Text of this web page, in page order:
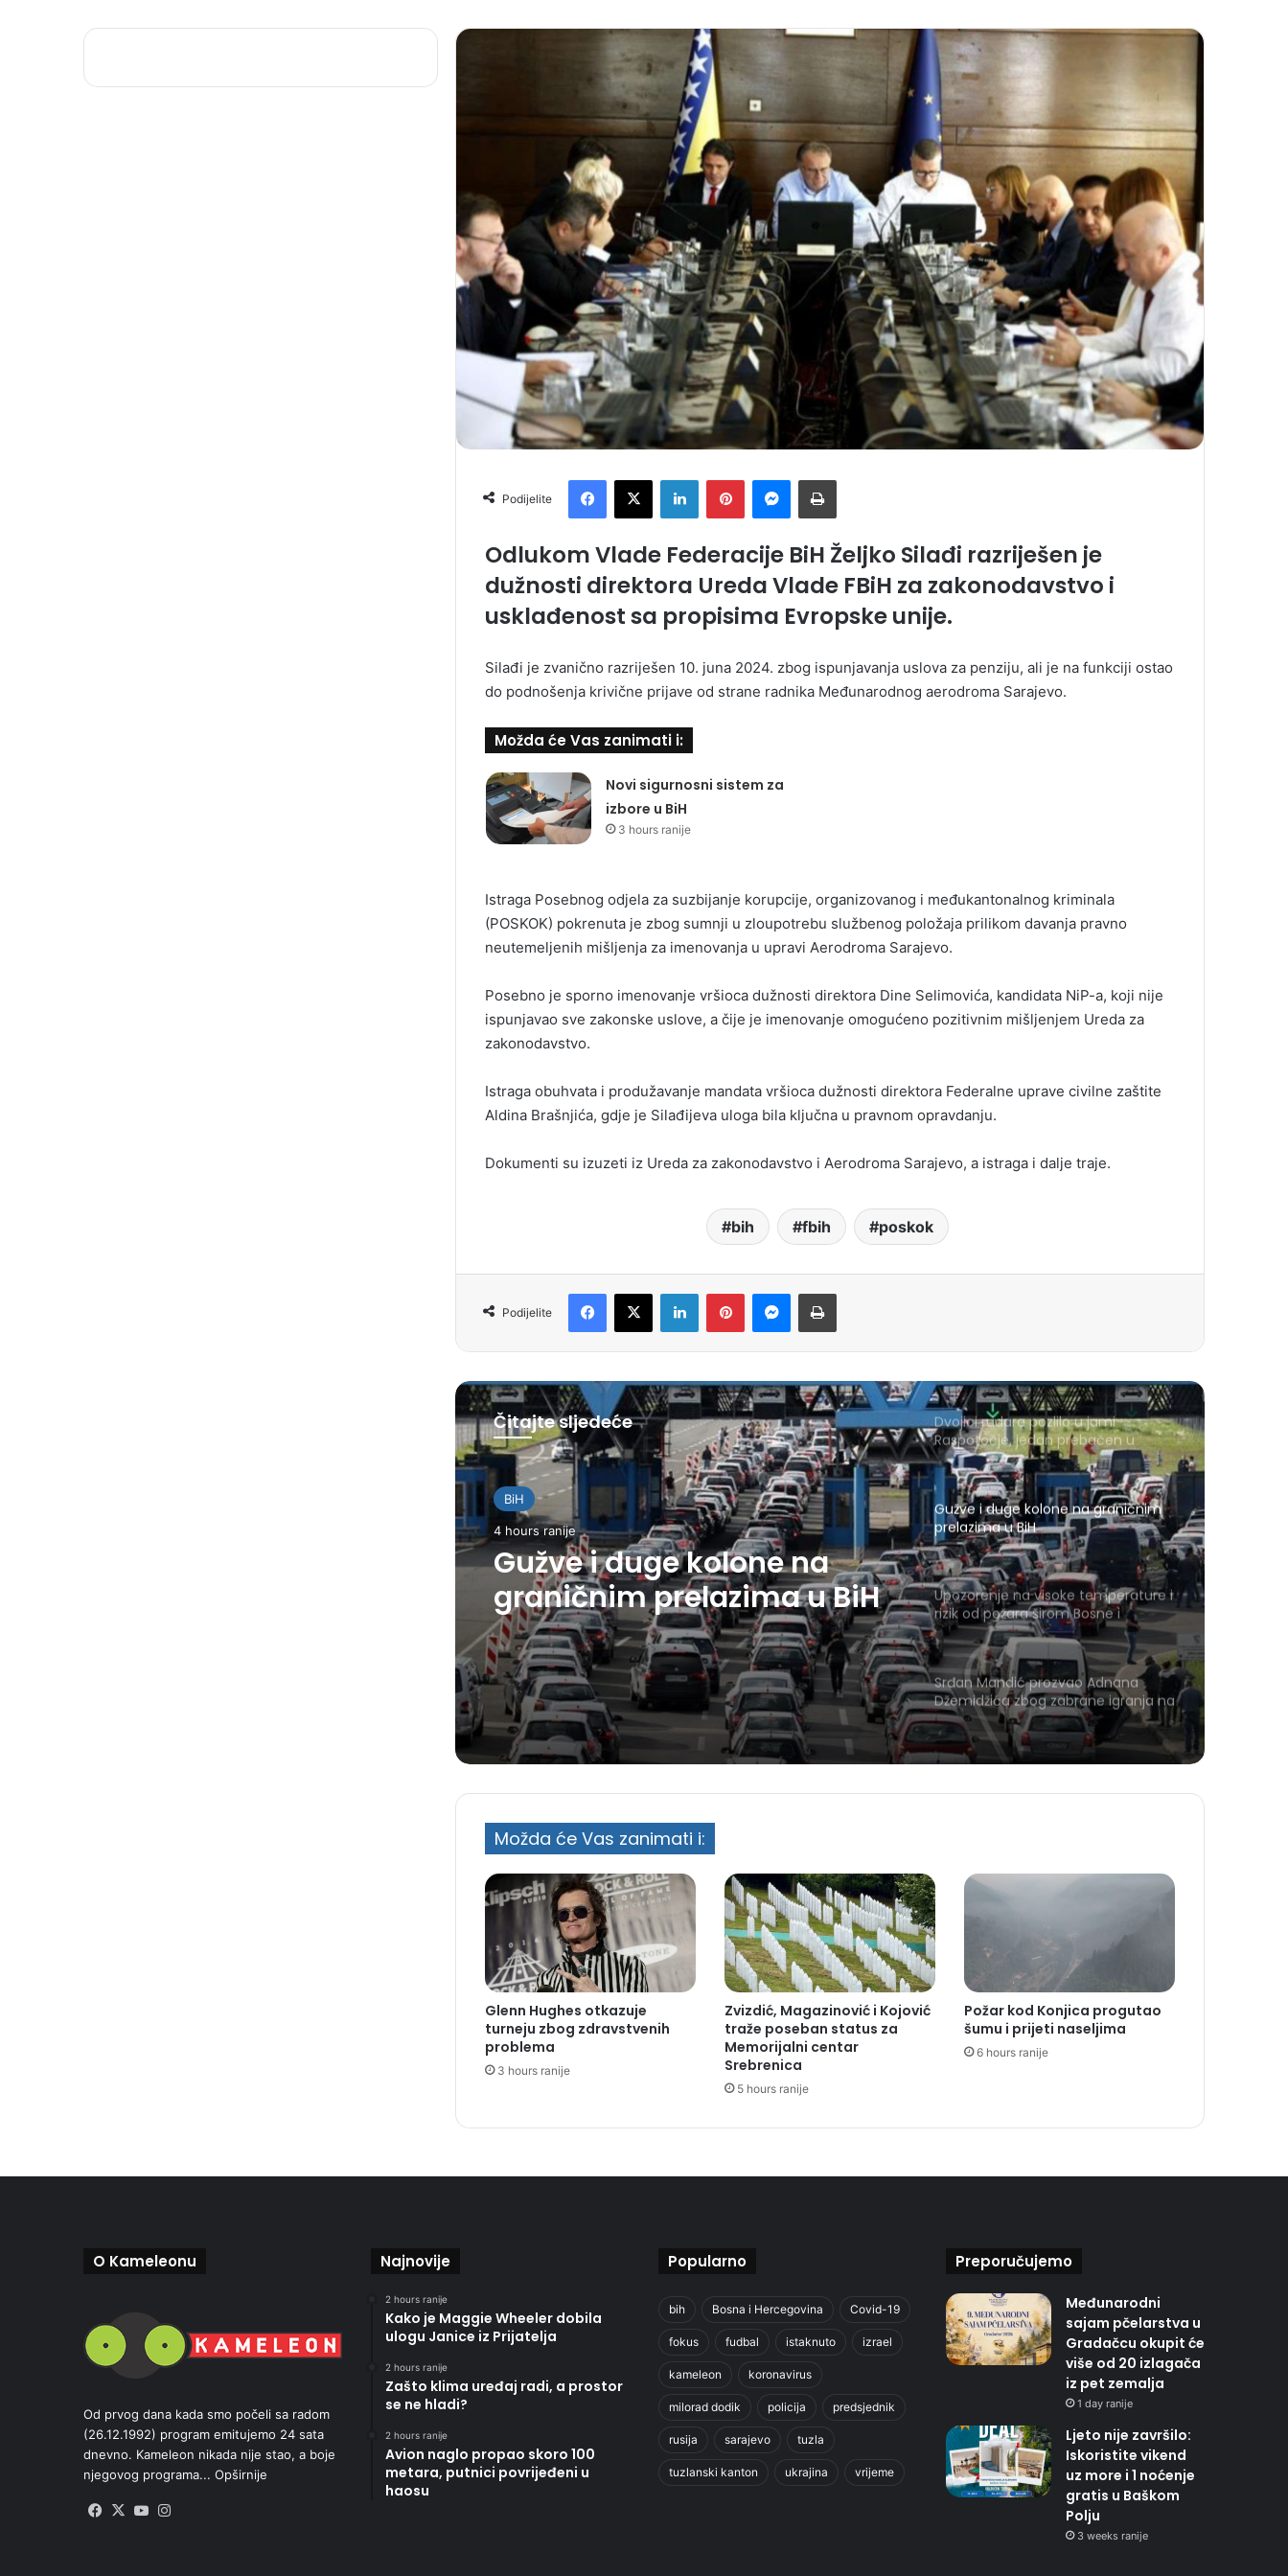
Podijelite
Odlukom Vlade Federacije BiH Željko Silađi razriješen je
dužnosti direktora Ureda Vlade FBiH za zakonodavstvo i
usklađenost sa propisima Evropske unije.
Silađi je zvanično razriješen 10. juna 2024. zbog ispunjavanja uslova za penziju, ali je na funkciji ostao
do podnošenja krivične prijave od strane radnika Međunarodnog aerodroma Sarajevo.
Možda će Vas zanimati i:
Novi sigurnosni sistem za
izbore u BiH
3 hours ranije
Istraga Posebnog odjela za suzbijanje korupcije, organizovanog i međukantonalnog kriminala
(POSKOK) pokrenuta je zbog sumnji u zloupotrebu službenog položaja prilikom davanja pravno
neutemeljenih mišljenja za imenovanja u upravi Aerodroma Sarajevo.
Posebno je sporno imenovanje vršioca dužnosti direktora Dine Selimovića, kandidata NiP-a, koji nije
ispunjavao sve zakonske uslove, a čije je imenovanje omogućeno pozitivnim mišljenjem Ureda za
zakonodavstvo.
Istraga obuhvata i produžavanje mandata vršioca dužnosti direktora Federalne uprave civilne zaštite
Aldina Brašnjića, gdje je Silađijeva uloga bila ključna u pravnom opravdanju.
Dokumenti su izuzeti iz Ureda za zakonodavstvo i Aerodroma Sarajevo, a istraga i dalje traje.
bih fbih poskok
Podijelite
Čitajte sljedeće
BiH
4 hours ranije
Gužve i duge kolone na
graničnim prelazima u BiH
Dvojici rudara pozlilo u jami
Raspotočje, jedan prebačen u
bolnicu
Gužve i duge kolone na graničnim
prelazima u BiH
Upozorenje na visoke temperature i
rizik od požara širom Bosne i
Hercegovine
Srđan Mandić prozvao Adnana
Džemidžića zbog zabrane igranja na
Koševu
Možda će Vas zanimati i:
Glenn Hughes otkazuje
turneju zbog zdravstvenih
problema
3 hours ranije
Zvizdić, Magazinović i Kojović
traže poseban status za
Memorijalni centar
Srebrenica
5 hours ranije
Požar kod Konjica progutao
šumu i prijeti naseljima
6 hours ranije
O Kameleonu
Od prvog dana kada smo počeli sa radom
(26.12.1992) program emitujemo 24 sata
dnevno. Kameleon nikada nije stao, a boje
njegovog programa... Opširnije
Facebook
X YouTube
Najnovije
2 hours ranije
Kako je Maggie Wheeler dobila
ulogu Janice iz Prijatelja
2 hours ranije
Zašto klima uređaj radi, a prostor
se ne hladi?
2 hours ranije
Avion naglo propao skoro 100
metara, putnici povrijeđeni u
haosu
Popularno
bih Bosna i Hercegovina Covid-19
fokus fudbal istaknuto izrael
kameleon koronavirus
milorad dodik policija predsjednik
rusija sarajevo tuzla
tuzlanski kanton ukrajina vrijeme
Preporučujemo
Međunarodni
sajam pčelarstva u
Gradačcu okupit će
više od 20 izlagača
iz pet zemalja
1 day ranije
Ljeto nije završilo:
Iskoristite vikend
uz more i 1 noćenje
gratis u Baškom
Polju
3 weeks ranije